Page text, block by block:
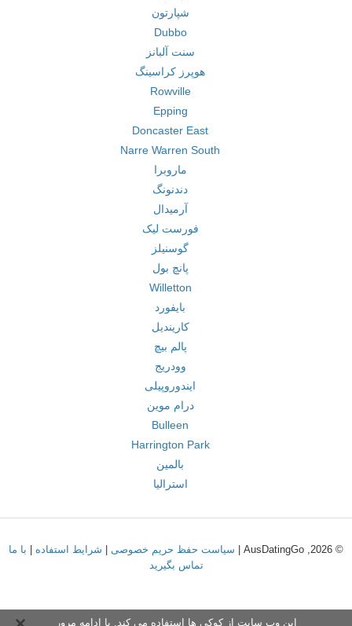
شپارتون
Dubbo
سنت آلبانز
هوپرز کراسینگ
Rowville
Epping
Doncaster East
Narre Warren South
ماروبرا
دندنونگ
آرمیدال
فورست لیک
گوسنیلز
پانچ بول
Willetton
بایفورد
کاریندیل
پالم بیچ
وودریج
ایندوروپیلی
درام موین
Bulleen
Harrington Park
بالمین
استرالیا
© 2026, AusDatingGo | سیاست حفظ حریم خصوصی شرایط استفاده
با ما
تماس بگیرید
این وب سایت از کوکی ها استفاده می کند. با ادامه مرور